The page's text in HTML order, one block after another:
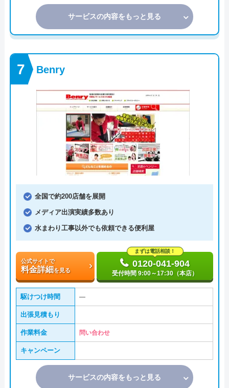
サービスの内容をもっと見る
Benry
全国で約200店舗を展開
メディア出演実績多数あり
水まわり工事以外でも依頼できる便利屋
公式サイトで
料金詳細を見る
まずは電話相談！
0120-041-904
受付時間 9:00～17:30（本店）
駆けつけ時間 ―
出張見積もり
作業料金 問い合わせ
キャンペーン
サービスの内容をもっと見る